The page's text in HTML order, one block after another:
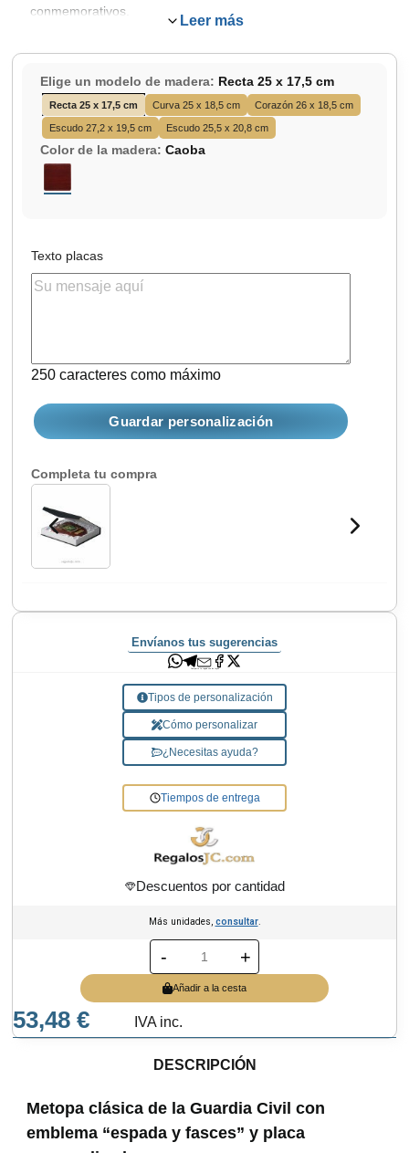
conmemorativos.
“espada y fasces”, Corona Real superior en volumen
3D y base de madera.
Acabado enbronce envejecido o latón, con
estética institucional sobria y representativa.
Incluyeplaca dorada lisa personalizable
nombre, fecha, dedicatoria o texto de agradecimiento.
Se presenta en
Modelo pensado para quienes buscan una
metopa Guardia Civil tradicional, con emblema fijo
y personalización discreta en la placa.
Leer más
Elige un modelo de madera: Recta 25 x 17,5 cm
Recta 25 x 17,5 cm Curva 25 x 18,5 cm Corazón 26 x 18,5 cm
Escudo 27,2 x 19,5 cm Escudo 25,5 x 20,8 cm
Color de la madera:Caoba
Texto placas
250 caracteres como máximo
Guardar personalización
Completa tu compra
53,48 € IVA inc.
- +
Añadir a la cesta
Descuentos por cantidad
Más unidades, consultar.
Tiempos de entrega
Tipos de personalización
Cómo personalizar
¿Necesitas ayuda?
Envíanos tus sugerencias
DESCRIPCIÓN
Metopa clásica de la Guardia Civil con
emblema “espada y fasces” y placa